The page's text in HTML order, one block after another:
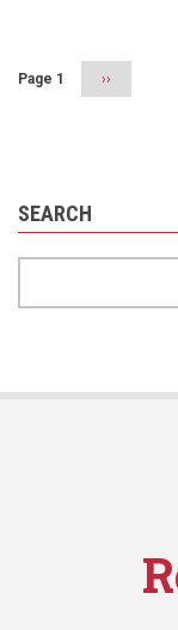
Page 1
Next
page
››
SEARCH